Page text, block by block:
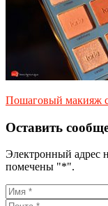
Пошаговый макияж
Оставить
Электронный адрес
помечены "*".